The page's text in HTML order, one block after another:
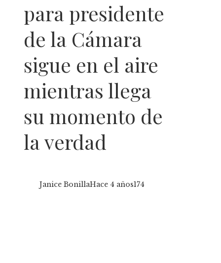
para presidente
de la Cámara
sigue en el aire
mientras llega
su momento de
la verdad
Janice BonillaHace 4 años174